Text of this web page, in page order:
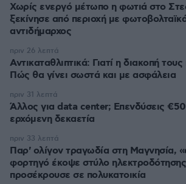
Χωρίς ενεργό μέτωπο η φωτιά στο
ξεκίνησε από περιοχή με
αντιδήμαρχος
Αντικαταθλιπτικά: Γιατί η διακοπή
Πώς θα γίνει σωστά και με ασφάλεια
πριν 26 λεπτά
Άλλος για data center; Επενδύσεις €50 δισ. την
ερχόμενη δεκαετία
πριν 31 λεπτά
Παρ' ολίγον τραγωδία στη Μαγνησία,
φορτηγό έκοψε στύλο
προσέκρουσε σε πολυκατοικία
πριν 33 λεπτά